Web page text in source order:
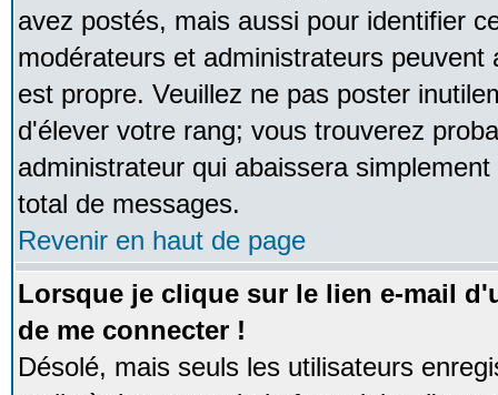
avez postés, mais aussi pour identifier
modérateurs et administrateurs
est propre. Veuillez ne pas poster
d'élever votre rang; vous trouverez
administrateur qui abaissera
total de messages.
Revenir en haut de page
Lorsque je clique sur le lien e-mail
de me connecter !
Désolé, mais seuls les utilisateurs